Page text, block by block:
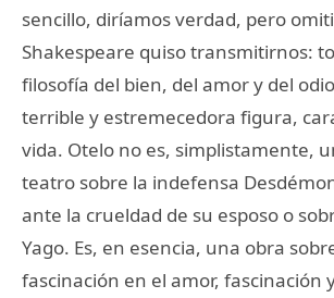
sencillo, diríamos verdad, pero
Shakespeare quiso transmitirnos:
filosofía del bien, del amor y del
terrible y estremecedora figura,
vida. Otelo no es, simplistamente,
teatro sobre la indefensa
ante la crueldad de su esposo o
Yago. Es, en esencia, una obra
fascinación en el amor, fascinación